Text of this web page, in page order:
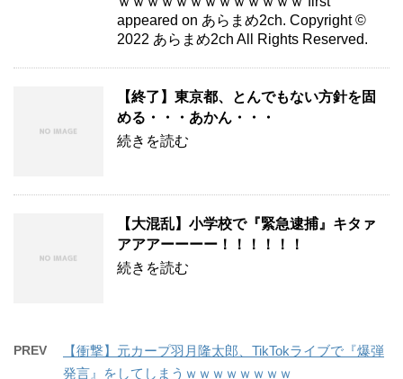
appeared on あらまめ2ch. Copyright ©
2022 あらまめ2ch All Rights Reserved.
【終了】東京都、とんでもない方針を固
める・・・あかん・・・
続きを読む
【大混乱】小学校で『緊急逮捕』キタァ
アアアーーーー！！！！！！
続きを読む
PREV
【衝撃】元カープ羽月隆太郎、TikTokライブで『爆弾
発言』をしてしまうｗｗｗｗｗｗｗｗ